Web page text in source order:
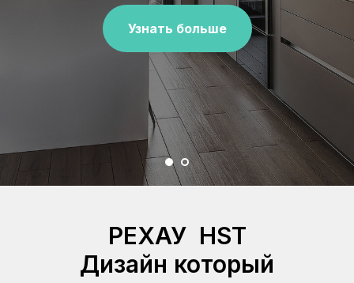
Узнать больше
РЕХАУ HST
Дизайн который